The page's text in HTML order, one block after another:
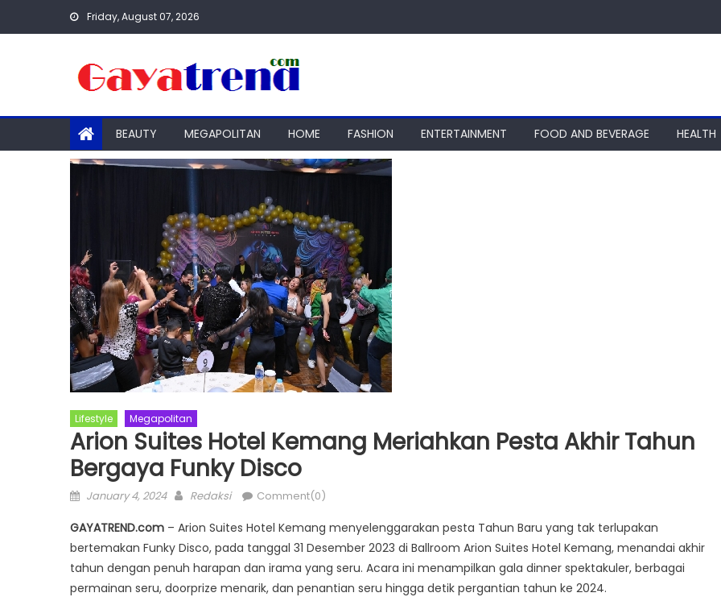
Friday, August 07, 2026
BEAUTY MEGAPOLITAN HOME FASHION ENTERTAINMENT FOOD AND BEVERAGE HEALTH
Lifestyle Megapolitan
Arion Suites Hotel Kemang Meriahkan Pesta Akhir Tahun
Bergaya Funky Disco
Posted
January 4, 2024 Author
Redaksi Comment(0)
GAYATREND.com – Arion Suites Hotel Kemang menyelenggarakan pesta Tahun Baru yang tak terlupakan
bertemakan Funky Disco, pada tanggal 31 Desember 2023 di Ballroom Arion Suites Hotel Kemang, menandai akhir
tahun dengan penuh harapan dan irama yang seru. Acara ini menampilkan gala dinner spektakuler, berbagai
permainan seru, doorprize menarik, dan penantian seru hingga detik pergantian tahun ke 2024.